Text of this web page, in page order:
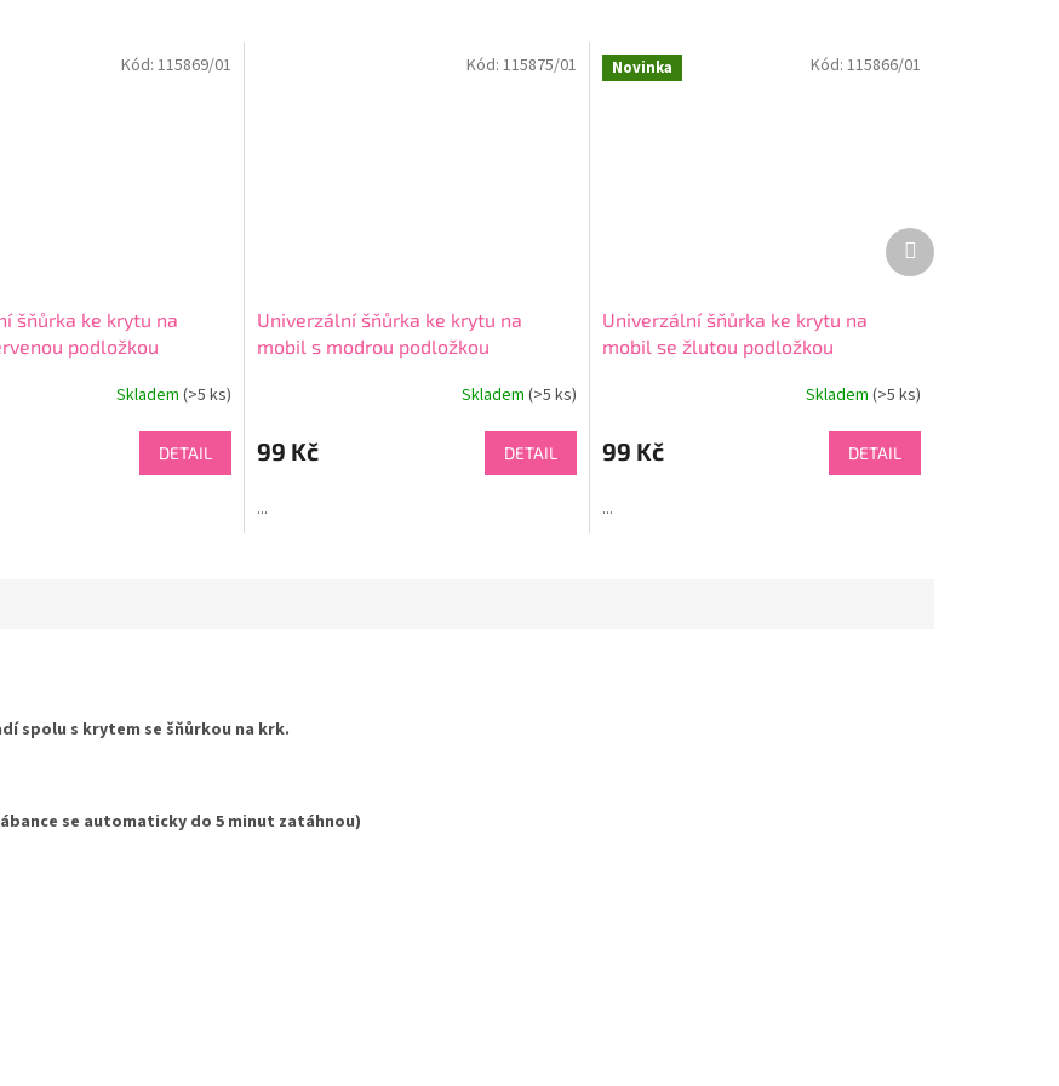
šňůrka ke krytu na
podložkou
Skladem(>5 ks)
DETAIL
Kód: 115869/01
Univerzální šňůrka ke krytu na
mobil s modrou podložkou
produktu
je
z
Skladem (>5 ks)
99 Kč DETAIL
...
Kód: 115875/01 Novinka
Univerzální šňůrka ke krytu na
mobil se žlutou podložkou
Skladem (>5 ks)
99 Kč DETAIL
...
Kód: 115866/01
Další
produkt
spolu s krytem se šňůrkou na krk.
se automaticky do 5 minut zatáhnou)